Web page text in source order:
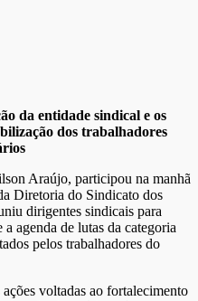
da entidade sindical e os
dos trabalhadores
Araújo, participou na manhã
Diretoria do Sindicato dos
dirigentes sindicais para
agenda de lutas da categoria
pelos trabalhadores do
voltadas ao fortalecimento